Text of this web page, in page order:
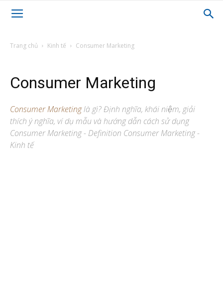
Trang chủ Kinh tế Consumer Marketing
Consumer Marketing
Consumer Marketinglà gì? Định nghĩa, khái niệm, giải
thích ý nghĩa, ví dụ mẫu và hướng dẫn cách sử dụng
Consumer Marketing - Definition Consumer Marketing -
Kinh tế